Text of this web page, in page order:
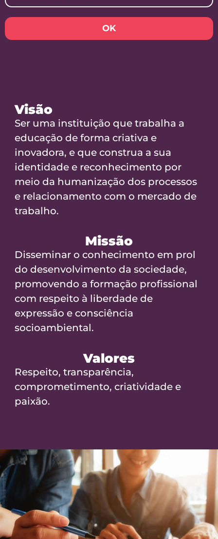
OK
Visão
Ser uma instituição que trabalha a
educação de forma criativa e
inovadora, e que construa a sua
identidade e reconhecimento por
meio da humanização dos processos
e relacionamento com o mercado de
trabalho.
Missão
Disseminar o conhecimento em prol
do desenvolvimento da sociedade,
promovendo a formação profissional
com respeito à liberdade de
expressão e consciência
socioambiental.
Valores
Respeito, transparência,
comprometimento, criatividade e
paixão.